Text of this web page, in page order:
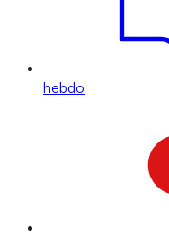
hebdo